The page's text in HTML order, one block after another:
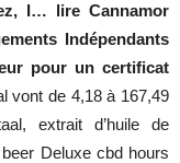
I… lire Cannamor
Indépendants
pour un certificat
vont de 4,18 à 167,49
extrait d’huile de
Deluxe cbd hours